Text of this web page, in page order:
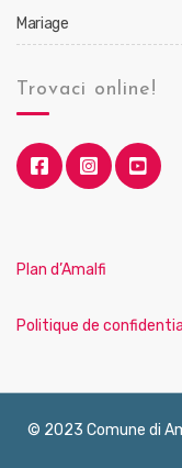
Mariage
Trovaci online!
Plan d’Amalfi
Politique de
© 2023 Comune di